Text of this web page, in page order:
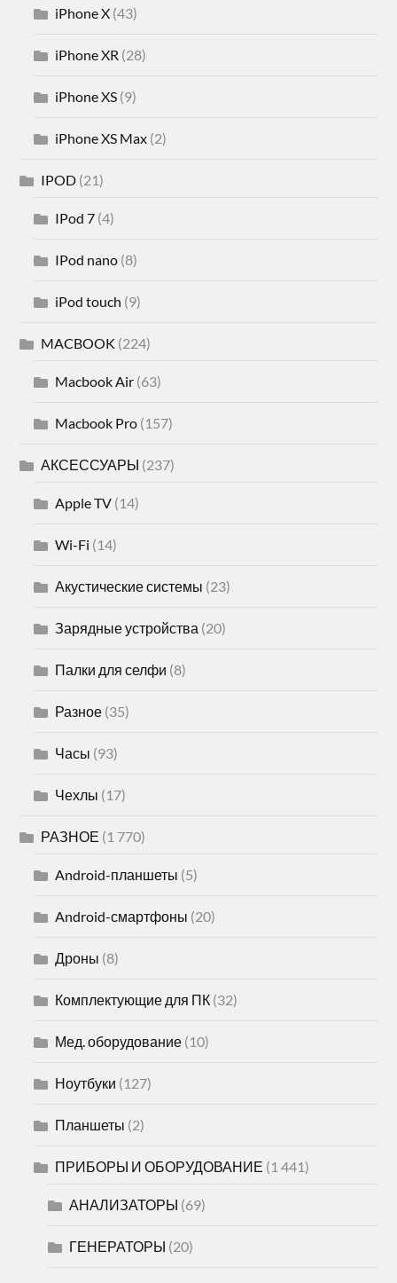
iPhone X (43)
iPhone XR (28)
iPhone XS (9)
iPhone XS Max (2)
IPOD (21)
IPod 7 (4)
IPod nano (8)
iPod touch (9)
MACBOOK (224)
Macbook Air (63)
Macbook Pro (157)
АКСЕССУАРЫ (237)
Apple TV (14)
Wi-Fi (14)
Акустические системы (23)
Зарядные устройства (20)
Палки для селфи (8)
Разное (35)
Часы (93)
Чехлы (17)
РАЗНОЕ (1 770)
Android-планшеты (5)
Android-смартфоны (20)
Дроны (8)
Комплектующие для ПК (32)
Мед. оборудование (10)
Ноутбуки (127)
Планшеты (2)
ПРИБОРЫ И ОБОРУДОВАНИЕ (1 441)
АНАЛИЗАТОРЫ (69)
ГЕНЕРАТОРЫ (20)